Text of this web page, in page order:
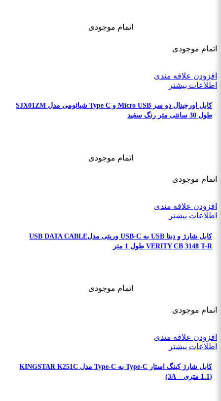
اتمام موجودی
اتمام موجودی
افزودن علاقه مندی
اطلاعات بیشتر
کابل اورجینال دو سر Micro USB و Type C شیائومی مدل SJX01ZM
طول 30 سانتی متر رنگ سفید
اتمام موجودی
اتمام موجودی
افزودن علاقه مندی
اطلاعات بیشتر
کابل شارژ و دیتا USB به USB-C وریتی مدلUSB DATA CABLE
VERITY CB 3148 T-R طول 1 متر
اتمام موجودی
اتمام موجودی
افزودن علاقه مندی
اطلاعات بیشتر
کابل شارژ کینگ استار Type-C به Type-C مدل KINGSTAR K251C
(1.1 متری – 3A)